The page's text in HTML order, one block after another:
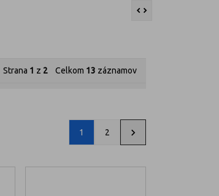
Strana 1 z 2Celkom 13 záznamov
1 2